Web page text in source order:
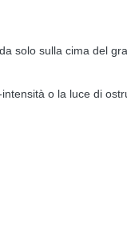
solo sulla cima del
o la luce di